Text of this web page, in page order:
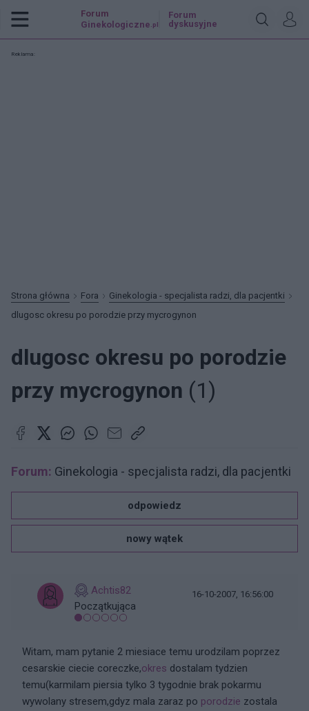
Forum
Ginekologiczne .pl
Forum
dyskusyjne
Reklama:
Strona główna Fora
Ginekologia - specjalista radzi, dla pacjentki
dlugosc okresu po porodzie przy mycrogynon
dlugosc okresu po porodzie
przy mycrogynon (1)
Forum: Ginekologia - specjalista radzi, dla pacjentki
odpowiedz
nowy wątek
Achtis82
Początkująca
16-10-2007, 16:56:00
Witam, mam pytanie 2 miesiace temu urodzilam poprzez
cesarskie ciecie coreczke,okres dostalam tydzien
temu(karmilam piersia tylko 3 tygodnie brak pokarmu
wywolany stresem,gdyz mala zaraz po porodzie zostala